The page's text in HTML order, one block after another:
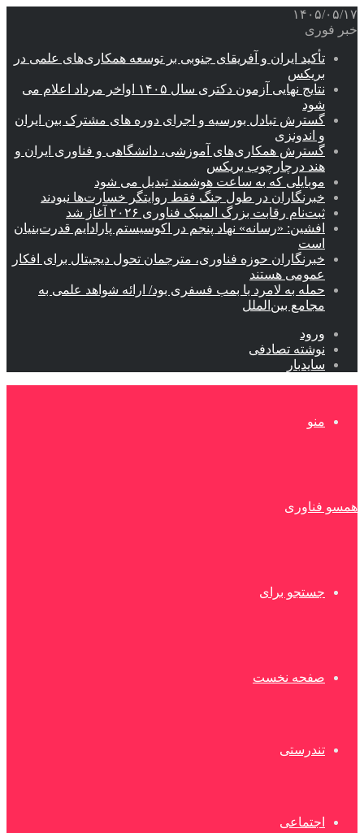
۱۴۰۵/۰۵/۱۷
خبر فوری
تأکید ایران و آفریقای جنوبی بر توسعه همکاری‌های علمی در
بریکس
نتایج نهایی آزمون دکتری سال ۱۴۰۵ اواخر مرداد اعلام می
شود
گسترش تبادل بورسیه و اجرای دوره های مشترک بین ایران
و اندونزی
گسترش همکاری‌های آموزشی، دانشگاهی و فناوری ایران و
هند درچارچوب بریکس
موبایلی که به ساعت هوشمند تبدیل می شود
خبرنگاران در طول جنگ فقط روایتگر خسارت‌ها نبودند
ثبت‌نام رقابت بزرگ المپیک فناوری ۲۰۲۶ آغاز شد
افشین: «رسانه» نهاد پنجم در اکوسیستم پارادایم قدرت‌بنیان
است
خبرنگاران حوزه فناوری، مترجمان تحول دیجیتال برای افکار
عمومی هستند
حمله به لامرد با بمب فسفری بود/ ارائه شواهد علمی به
مجامع بین‌الملل
ورود
نوشته تصادفی
سایدبار
منو
همسو فناوری
جستجو برای
صفحه نخست
تندرستی
اجتماعی